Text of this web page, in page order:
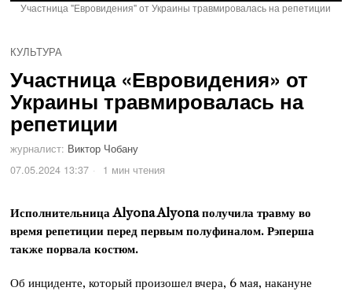
Участница "Евровидения" от Украины травмировалась на репетиции
КУЛЬТУРА
Участница «Евровидения» от
Украины травмировалась на
репетиции
журналист: Виктор Чобану
07.05.2024 13:37
1 мин чтения
Исполнительница Alyona Alyona получила травму во
время репетиции перед первым полуфиналом. Рэперша
также порвала костюм.
Об инциденте, который произошел вчера, 6 мая, накануне